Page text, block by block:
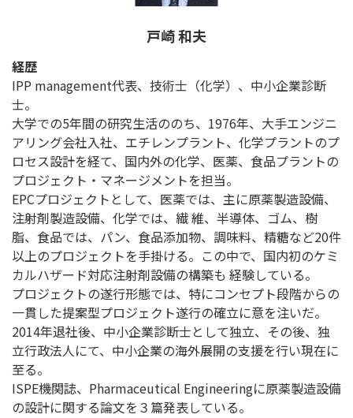
戸崎 和夫
経歴
IPP management代表、技術士（化学）、中小企業診断
士。
大学での5年間の研究生活ののち、1976年、大手エンジニ
アリング会社入社、エチレンプラント、化学プラントのプ
ロセス設計を経て、国内外の化学、医薬、食品プラントの
プロジェクト・マネージメントを担当。
EPCプロジェクトとして、医薬では、主に原薬製造設備、
注射剤製造設備、化学では、繊 維、半導体、ゴム、樹
脂、食品では、パン、食品添加物、調味料、精糖など20件
以上のプロジェクトを手掛ける。この中で、国内初のケミ
カルハザード対応注射剤設備の構築も 経験している。
プロジェクトの遂行形態では、特にコンセプト段階からの
一貫した提案型プロジェクト遂行の確立に意を注いだ。
2014年退社後、中小企業診断士として独立、その後、独
立行政法人にて、中小企業の海外展開の支援を行い現在に
至る。
ISPE機関誌、Pharmaceutical Engineeringに原薬製造設備
の設計に関する論文を３篇発表している。